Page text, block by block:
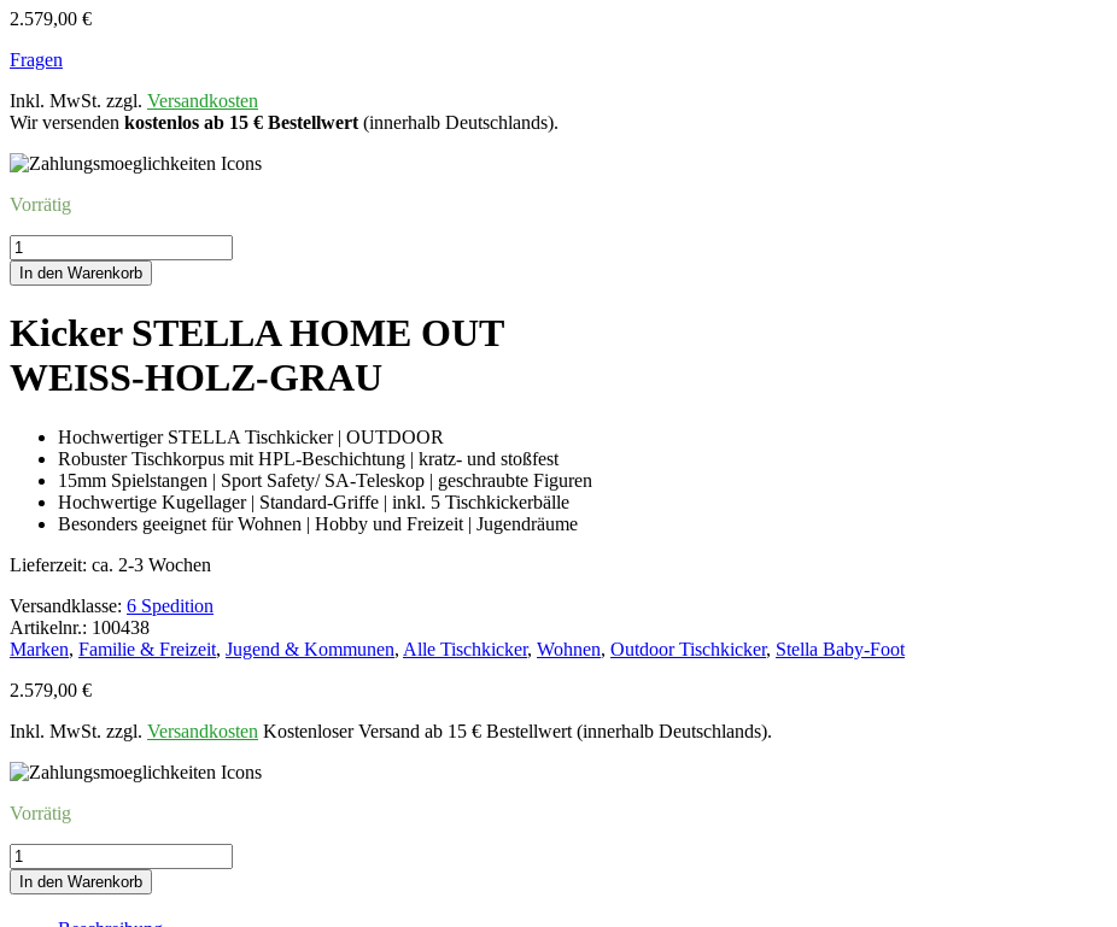
2.579,00 €
Fragen
Inkl. MwSt. zzgl. Versandkosten
Wir versenden kostenlos ab 15 € Bestellwert (innerhalb Deutschlands).
Vorrätig
Kicker
STELLA
HOME
HOLZ-
GRAU
Menge
In den Warenkorb
Kicker STELLA HOME OUT
WEISS-HOLZ-GRAU
Hochwertiger STELLA Tischkicker | OUTDOOR
Robuster Tischkorpus mit HPL-Beschichtung | kratz- und stoßfest
15mm Spielstangen | Sport Safety/ SA-Teleskop | geschraubte Figuren
Hochwertige Kugellager | Standard-Griffe | inkl. 5 Tischkickerbälle
Besonders geeignet für Wohnen | Hobby und Freizeit | Jugendräume
Lieferzeit: ca. 2-3 Wochen
Versandklasse: 6 Spedition
Artikelnr.: 100438
Marken, Familie & Freizeit, Jugend & Kommunen, Alle Tischkicker, Wohnen, Outdoor Tischkicker, Stella Baby-Foot
2.579,00 €
Inkl. MwSt. zzgl. Versandkosten Kostenloser Versand ab 15 € Bestellwert (innerhalb Deutschlands).
Vorrätig
Kicker
STELLA
HOME
OUTWEISS-
In den Warenkorb